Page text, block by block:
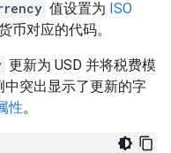
值设置为 ISO
币对应的代码。
更新为 USD 并将税费模
中突出显示了更新的字
性。